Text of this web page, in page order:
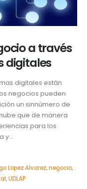
a través
digitales
digitales están
negocios pueden
un sinnúmero de
que de manera
para los
y...
Lopez Alvarez,negocio,
,UDLAP